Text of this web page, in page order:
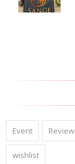
Event Review
wishlist